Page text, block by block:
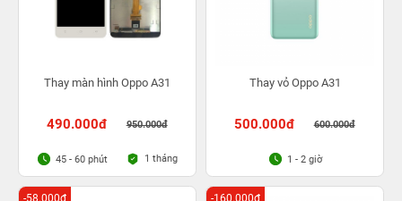
Thay màn hình Oppo A31
490.000đ 950.000đ
45 - 60 phút 1 tháng
Thay vỏ Oppo A31
500.000đ 600.000đ
1 - 2 giờ
-58.000đ -160.000đ